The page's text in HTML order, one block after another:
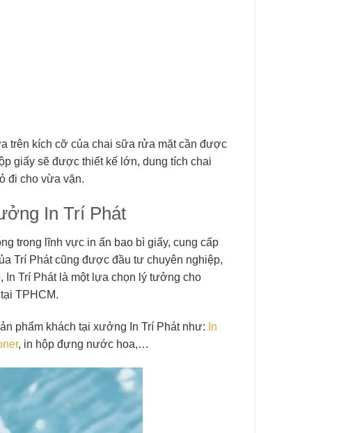
trên kích cỡ của chai sữa rửa mặt cần được
giấy sẽ được thiết kế lớn, dung tích chai
đi cho vừa vặn.
In Trí Phát
trong lĩnh vực in ấn bao bì giấy, cung cấp
Trí Phát cũng được đầu tư chuyên nghiệp,
In Trí Phát là một lựa chọn lý tưởng cho
TPHCM.
phẩm khách tại xưởng In Trí Phát như: In
, in hộp đựng nước hoa,…